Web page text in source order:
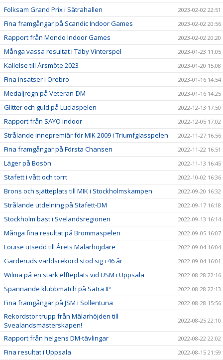
Folksam Grand Prix i Sätrahallen 2023-02-02 22:51
Fina framgångar på Scandic Indoor Games 2023-02-02 20:56
Rapport från Mondo Indoor Games 2023-02-02 20:20
Många vassa resultat i Täby Vinterspel 2023-01-23 11:05
Kallelse till Årsmöte 2023 2023-01-20 15:08
Fina insatser i Örebro 2023-01-16 14:54
Medaljregn på Veteran-DM 2023-01-16 14:25
Glitter och guld på Luciaspelen 2022-12-13 17:50
Rapport från SAYO indoor 2022-12-05 17:02
Strålande innepremiär för MIK 2009 i Triumfglasspelen 2022-11-27 16:56
Fina framgångar på Första Chansen 2022-11-22 16:51
Läger på Bosön 2022-11-13 16:45
Stafett i vått och torrt 2022-10-02 16:36
Brons och sjätteplats till MIK i Stockholmskampen 2022-09-20 16:32
Strålande utdelning på Stafett-DM 2022-09-17 16:18
Stockholm bäst i Svelandsregionen 2022-09-13 16:14
Många fina resultat på Brommaspelen 2022-09-05 16:07
Louise utsedd till Årets Mälarhöjdare 2022-09-04 16:04
Gärderuds världsrekord stod sig i 46 år 2022-09-04 16:01
Wilma på en stark elfteplats vid USM i Uppsala 2022-08-28 22:16
Spännande klubbmatch på Sätra IP 2022-08-28 22:13
Fina framgångar på JSM i Sollentuna 2022-08-28 15:56
Rekordstor trupp från Mälarhöjden till
Svealandsmästerskapen!
2022-08-25 22:10
Rapport från helgens DM-tävlingar 2022-08-22 22:02
Fina resultat i Uppsala 2022-08-15 21:59